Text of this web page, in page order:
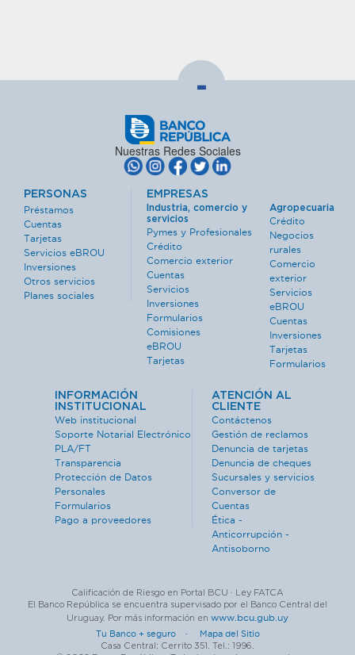
-
Nuestras Redes Sociales
PERSONAS
Préstamos
Cuentas
Tarjetas
Servicios eBROU
Inversiones
Otros servicios
Planes sociales
EMPRESAS
Industria, comercio y
servicios
Pymes y Profesionales
Crédito
Comercio exterior
Cuentas
Servicios
Inversiones
Formularios
Comisiones
eBROU
Tarjetas
Agropecuaria
Crédito
Negocios
rurales
Comercio
exterior
Servicios
eBROU
Cuentas
Inversiones
Tarjetas
Formularios
INFORMACIÓN
INSTITUCIONAL
Web institucional
Soporte Notarial Electrónico
PLA/FT
Transparencia
Protección de Datos
Personales
Formularios
Pago a proveedores
ATENCIÓN AL
CLIENTE
Contáctenos
Gestión de reclamos
Denuncia de tarjetas
Denuncia de cheques
Sucursales y servicios
Conversor de
Cuentas
Ética -
Anticorrupción -
Antisoborno
Calificación de Riesgo en Portal BCU · Ley FATCA
El Banco República se encuentra supervisado por el Banco Central del
Uruguay. Por más información en www.bcu.gub.uy
Tu Banco + seguro · Mapa del Sitio
Casa Central: Cerrito 351. Tel.: 1996.